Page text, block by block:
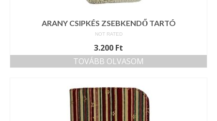
ARANY CSIPKÉS ZSEBKENDŐ TARTÓ
NOT RATED
3.200 Ft
TOVÁBB OLVASOM